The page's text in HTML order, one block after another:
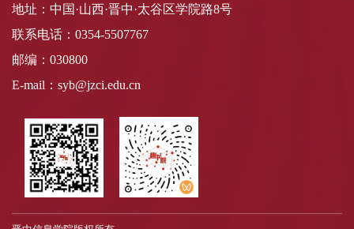
地址：中国·山西·晋中·太谷区学院路8号
联系电话：0354-5507767
邮编：030800
E-mail：syb@jzci.edu.cn